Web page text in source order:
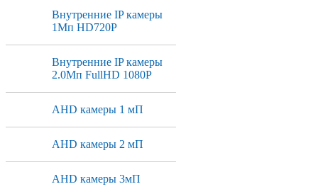
Внутренние IP камеры
1Мп HD720P
Внутренние IP камеры
2.0Мп FullHD 1080P
AHD камеры 1 мП
AHD камеры 2 мП
AHD камеры 3мП